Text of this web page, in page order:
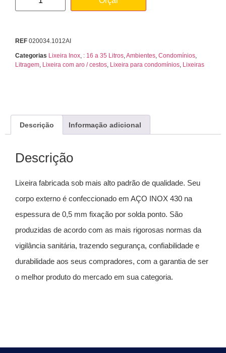
REF 020034.1012AI
Categorias Lixeira Inox, : 16 a 35 Litros,Ambientes, Condomínios,
Litragem, Lixeira com aro / cestos, Lixeira para condomínios, Lixeiras
Descrição Informação adicional
Descrição
Lixeira fabricada sob mais alto padrão de qualidade. Seu
corpo externo é confeccionado em AÇO INOX 430 na
espessura de 0,5 mm fixação por solda ponto. São
produzidas de acordo com as mais rigorosas normas da
vigilância sanitária, trazendo segurança, confiabilidade e
durabilidade aos seus compradores, com a garantia de ser
o melhor produto do mercado em sua categoria.